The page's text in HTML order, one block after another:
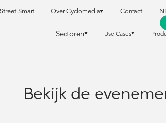
Street Smart Over Cyclomedia Contact
Sectoren
Use Cases
Bekijk de